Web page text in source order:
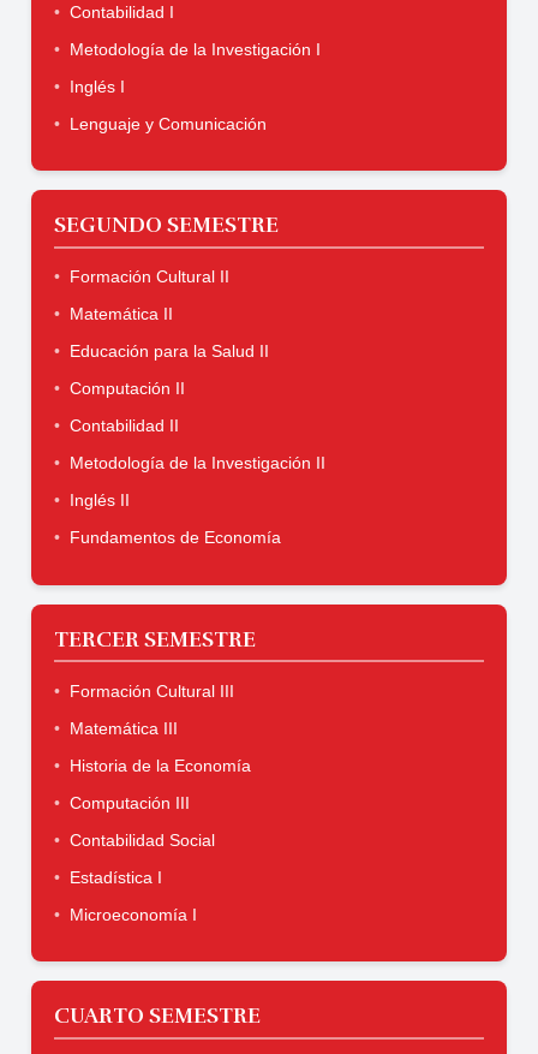
Contabilidad I
Metodología de la Investigación I
Inglés I
Lenguaje y Comunicación
SEGUNDO SEMESTRE
Formación Cultural II
Matemática II
Educación para la Salud II
Computación II
Contabilidad II
Metodología de la Investigación II
Inglés II
Fundamentos de Economía
TERCER SEMESTRE
Formación Cultural III
Matemática III
Historia de la Economía
Computación III
Contabilidad Social
Estadística I
Microeconomía I
CUARTO SEMESTRE